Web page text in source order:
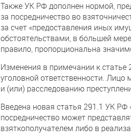
Также УК РФ дополнен нормой,
за посредничество во
за счет «предоставления иных
обстоятельствами, в большей
правило, пропорциональна
Изменения в примечании к
уголовной ответственности.
и (или) расследованию
Введена новая статья 291.1 УК РФ
посредничество может
взяткополучателем либо в